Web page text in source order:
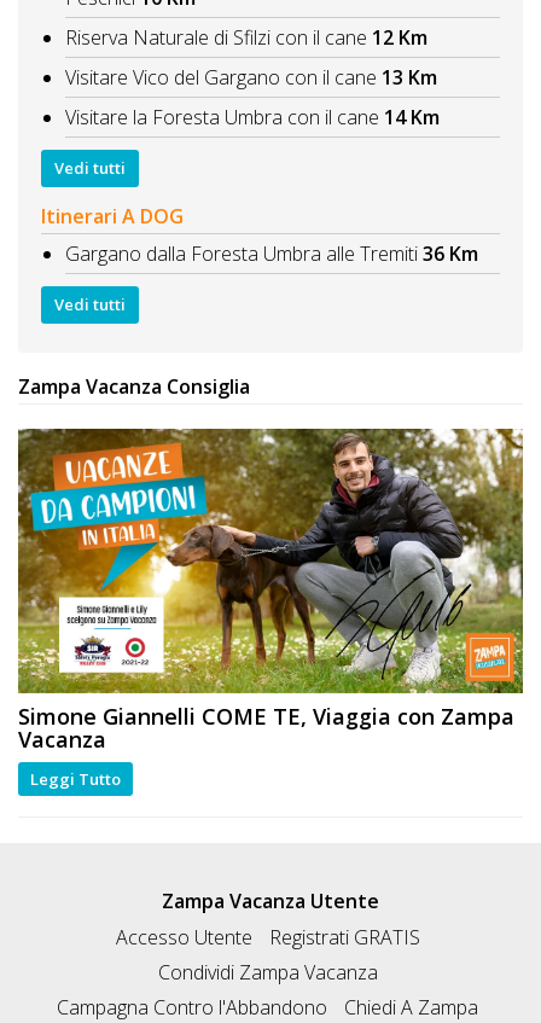
Riserva Naturale di Sfilzi con il cane 12 Km
Visitare Vico del Gargano con il cane 13 Km
Visitare la Foresta Umbra con il cane 14 Km
Vedi tutti
Itinerari A DOG
Gargano dalla Foresta Umbra alle Tremiti36 Km
Vedi tutti
Zampa Vacanza Consiglia
Simone Giannelli COME TE, Viaggia con Zampa
Vacanza
Leggi Tutto
Zampa Vacanza Utente
Accesso Utente
Registrati GRATIS
Condividi Zampa Vacanza
Campagna Contro l'Abbandono
Chiedi A Zampa